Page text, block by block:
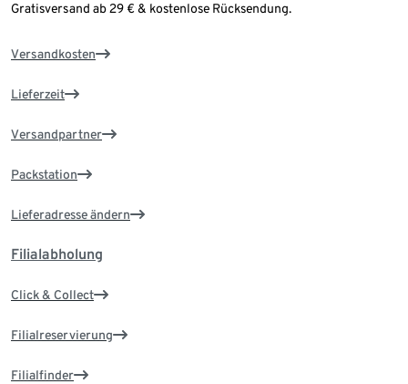
Gratisversand ab 29 € & kostenlose Rücksendung.
Versandkosten
Lieferzeit
Versandpartner
Packstation
Lieferadresse ändern
Filialabholung
Click & Collect
Filialreservierung
Filialfinder